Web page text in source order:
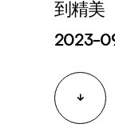
到精美
2023-